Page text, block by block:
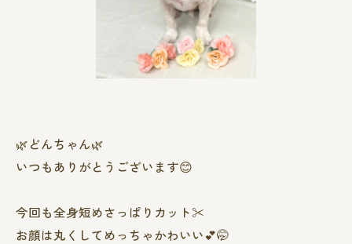
🌿‬どんちゃん🌿
いつもありがとうございます😊
今回も全身短めさっぱりカット✂️
お顔は丸くしてめっちゃかわいい💕🤭